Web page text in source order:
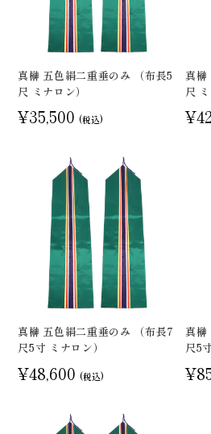
真榊 五色絹二重垂のみ （布長5
尺 ミナロン）
¥35,500 (税込)
真榊
尺
真榊 五色絹二重垂のみ （布長7
尺5寸 ミナロン）
¥48,600 (税込)
真榊
尺5